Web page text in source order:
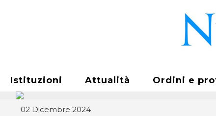
Istituzioni Attualità Ordini e
02 Dicembre 2024